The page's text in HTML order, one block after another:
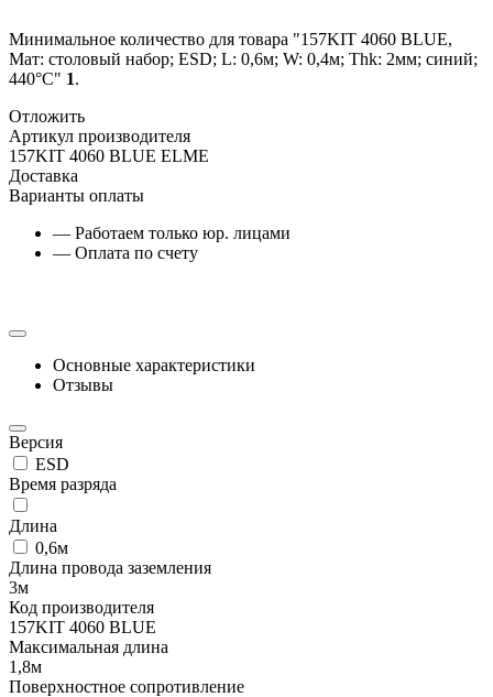
Минимальное количество для товара "157KIT 4060 BLUE,
Мат: столовый набор; ESD; L: 0,6м; W: 0,4м; Thk: 2мм; синий;
440°C" 1.
Отложить
Артикул производителя
157KIT 4060 BLUE ELME
Доставка
Варианты оплаты
— Работаем только юр. лицами
— Оплата по счету
Основные характеристики
Отзывы
Версия
ESD
Время разряда
Длина
0,6м
Длина провода заземления
3м
Код производителя
157KIT 4060 BLUE
Максимальная длина
1,8м
Поверхностное сопротивление